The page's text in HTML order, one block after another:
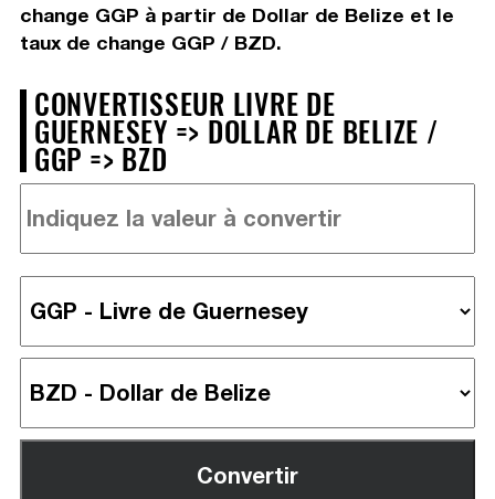
change GGP à partir de Dollar de Belize et le
taux de change GGP / BZD.
CONVERTISSEUR LIVRE DE
GUERNESEY => DOLLAR DE BELIZE /
GGP => BZD